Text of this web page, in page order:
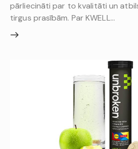
pārliecināti par to kvalitāti un
tirgus prasībām. Par KWELL…